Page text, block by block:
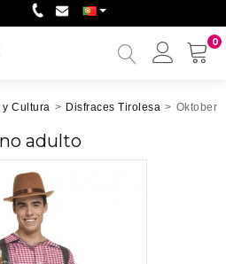
0
Minha
y Cultura > Disfraces Tirolesa >
adulto